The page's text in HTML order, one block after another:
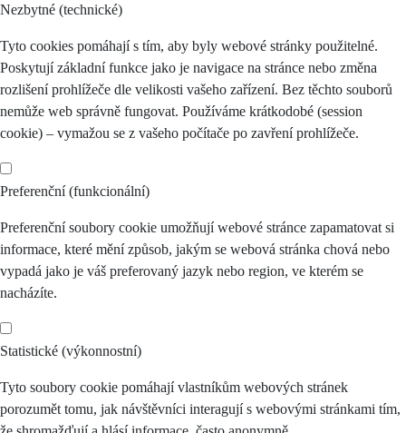
Nezbytné (technické)
Tyto cookies pomáhají s tím, aby byly webové stránky použitelné.
Poskytují základní funkce jako je navigace na stránce nebo změna
rozlišení prohlížeče dle velikosti vašeho zařízení. Bez těchto souborů
nemůže web správně fungovat. Používáme krátkodobé (session
cookie) – vymažou se z vašeho počítače po zavření prohlížeče.
Preferenční (funkcionální)
Preferenční soubory cookie umožňují webové stránce zapamatovat si
informace, které mění způsob, jakým se webová stránka chová nebo
vypadá jako je váš preferovaný jazyk nebo region, ve kterém se
nacházíte.
Statistické (výkonnostní)
Tyto soubory cookie pomáhají vlastníkům webových stránek
porozumět tomu, jak návštěvníci interagují s webovými stránkami tím,